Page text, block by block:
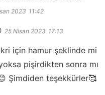
2023 11:42
25 Nisan 2023 17:13
için hamur şeklinde mi
pişirdikten sonra mı
Şimdiden teşekkürler🥰